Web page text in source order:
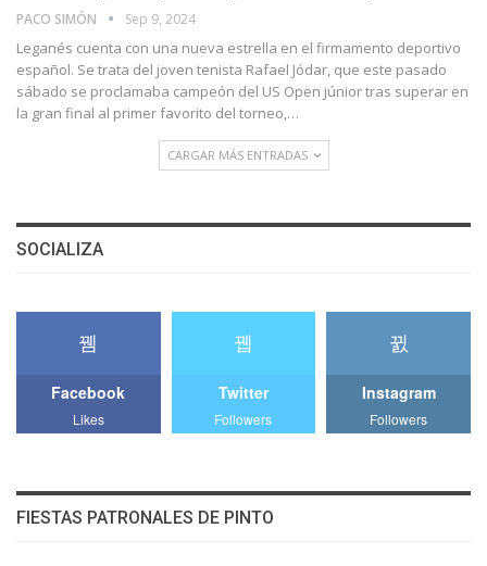
PACO SIMÓN Sep 9, 2024
Leganés cuenta con una nueva estrella en el firmamento deportivo
español. Se trata del joven tenista Rafael Jódar, que este pasado
sábado se proclamaba campeón del US Open júnior tras superar en
la gran final al primer favorito del torneo,…
CARGAR MÁS ENTRADAS
SOCIALIZA
Facebook
Likes
Twitter
Followers
Instagram
Followers
FIESTAS PATRONALES DE PINTO